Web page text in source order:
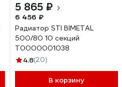
5 865 ₽
6 456 ₽
Радиатор STI BIMETAL
500/80 10 секций
Т0000001038
4.8(20)
В корзину